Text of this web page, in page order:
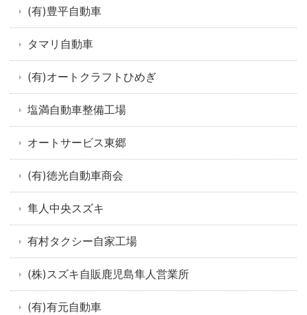
(有)豊平自動車
タマリ自動車
(有)オートクラフトひめぎ
塩満自動車整備工場
オートサービス東郷
(有)徳光自動車商会
隼人中央スズキ
有村タクシー自家工場
(株)スズキ自販鹿児島隼人営業所
(有)有元自動車